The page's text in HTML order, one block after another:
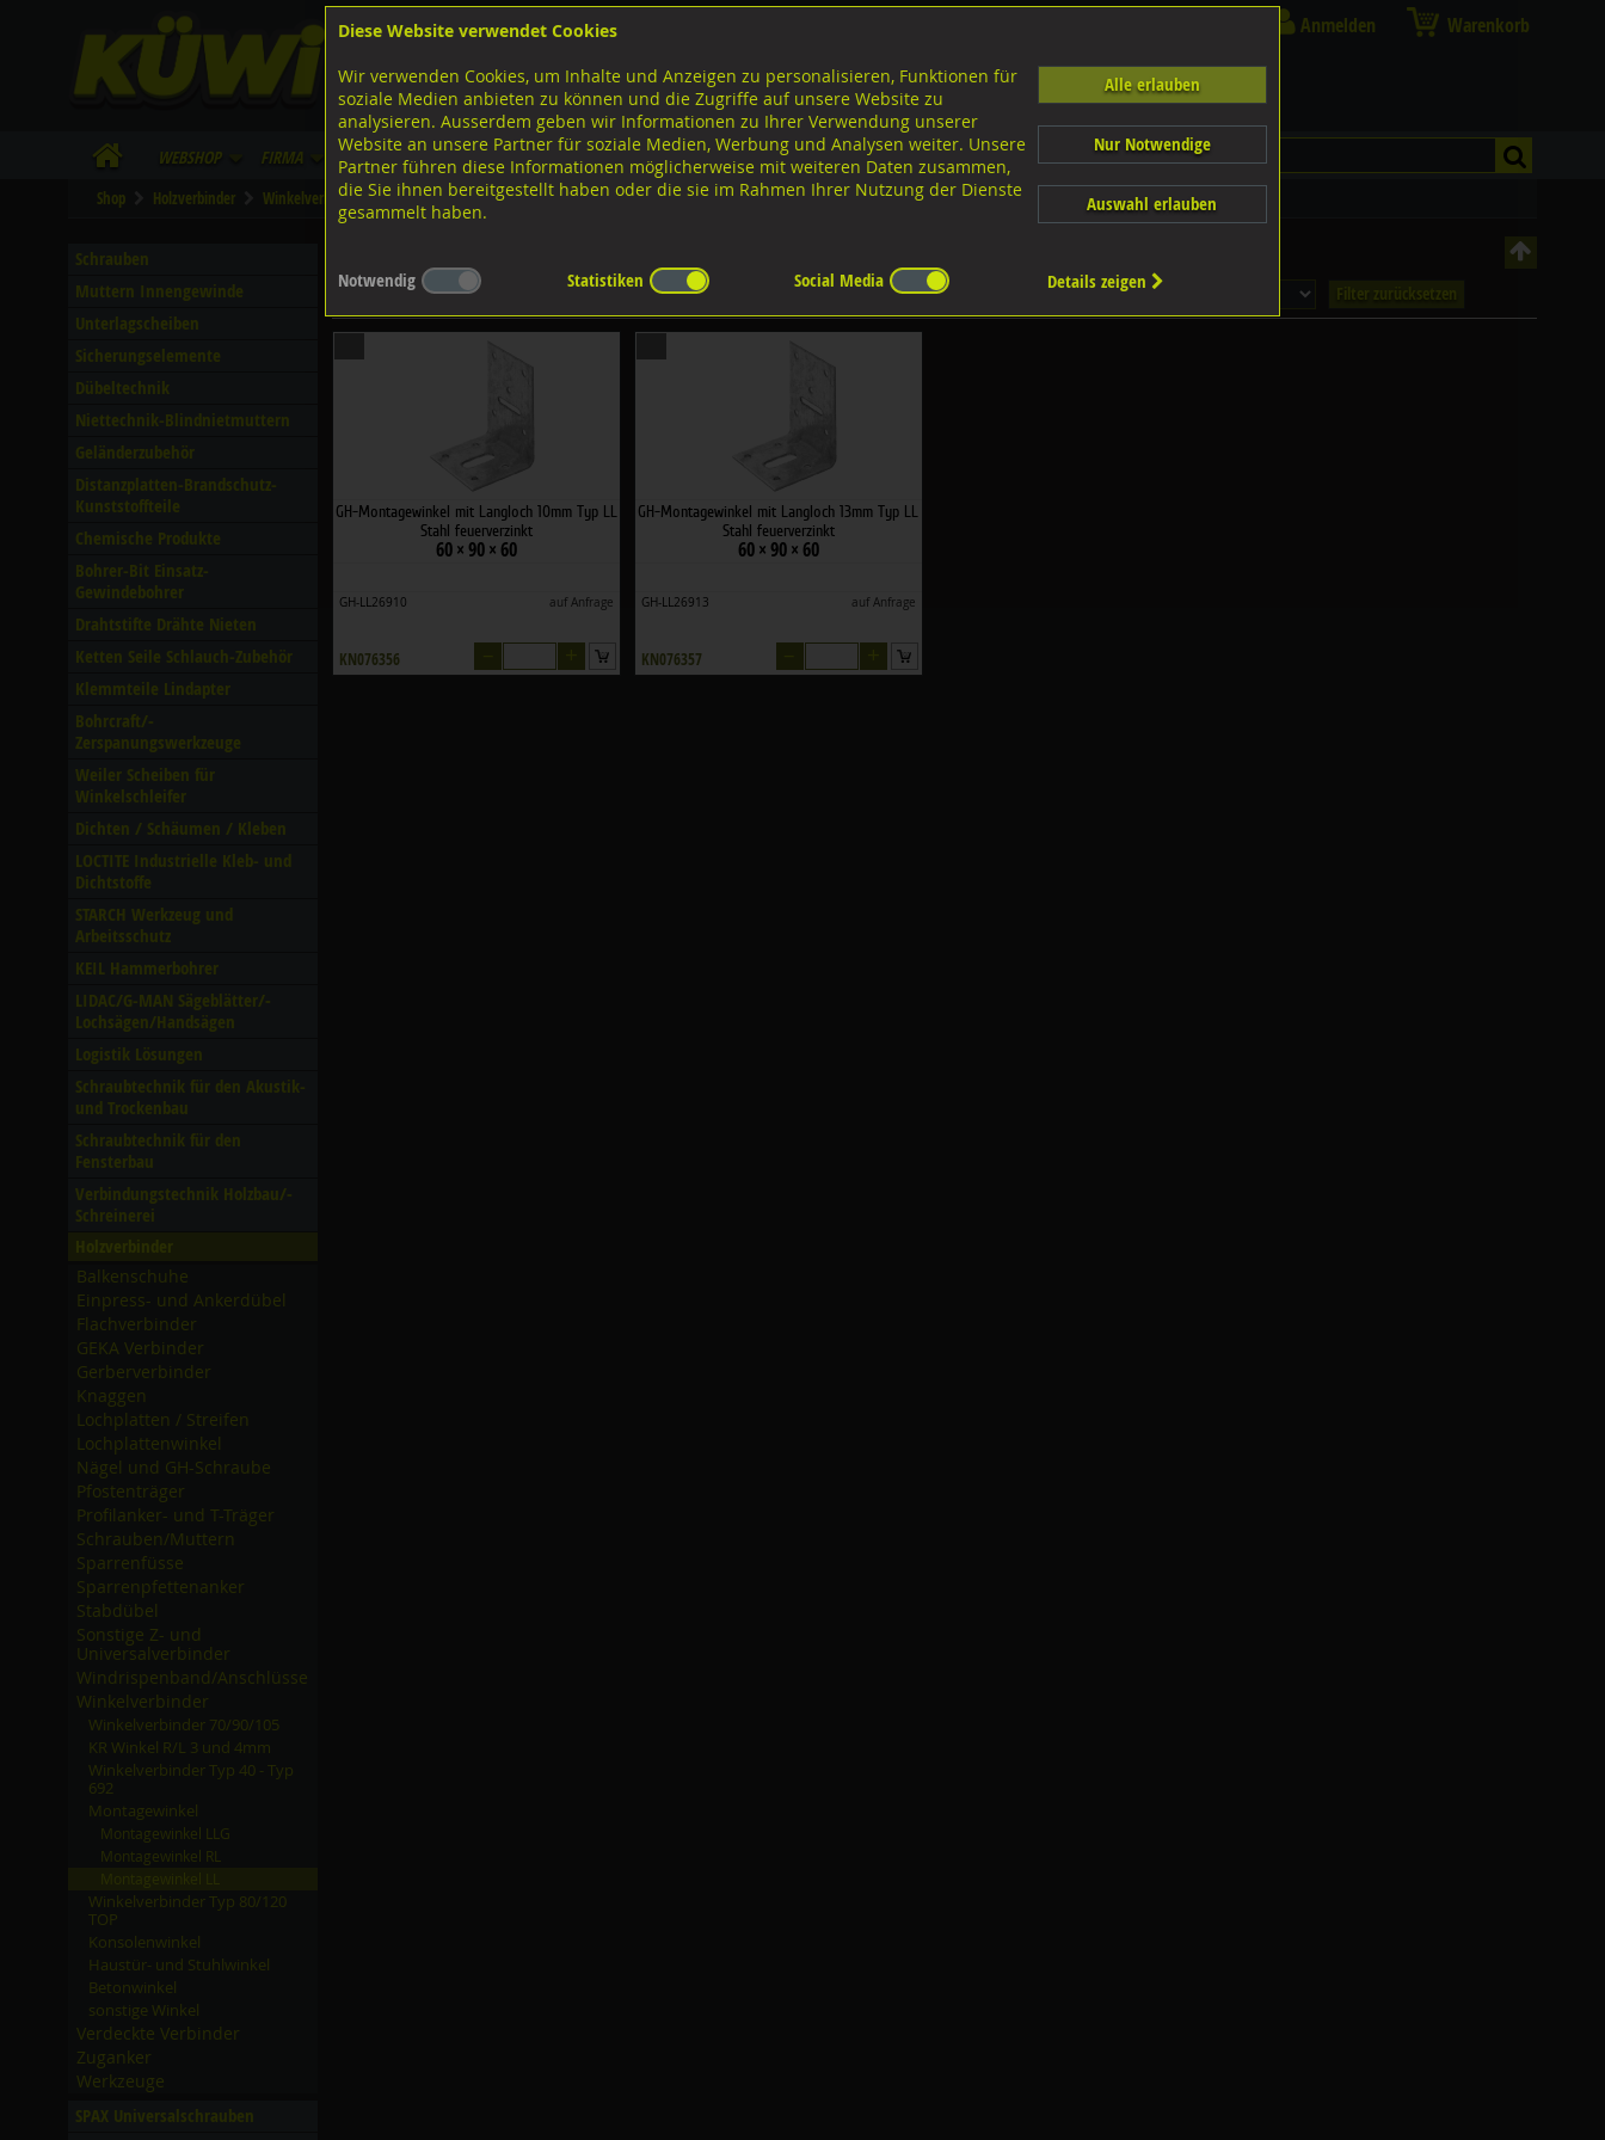
Lagerstrasse 8
Tel. 043 455 20 30
FB
IG
WebShop Firma Lieferinfo Infos/Downloads
Anmelden Warenkorb
Shop Holzverbinder Winkelverbinder Montagewinkel Montagewinkel LL
Schrauben
Muttern Innengewinde
Unterlagscheiben
Sicherungselemente
Dübeltechnik
Niettechnik-Blindnietmuttern
Geländerzubehör
Distanzplatten-Brandschutz-
Kunststoffteile
Chemische Produkte
Bohrer-Bit Einsatz-
Gewindebohrer
Drahtstifte Drähte Nieten
Ketten Seile Schlauch-Zubehör
Klemmteile Lindapter
Bohrcraft/­
Zerspanungswerkzeuge
Weiler Scheiben für
Winkelschleifer
Dichten /­ Schäumen /­ Kleben
LOCTITE Industrielle Kleb- und
Dichtstoffe
STARCH Werkzeug und
Arbeitsschutz
KEIL Hammerbohrer
LIDAC/­G-MAN Sägeblätter/­
Lochsägen/­Handsägen
Logistik Lösungen
Schraubtechnik für den Akustik-
und Trockenbau
Schraubtechnik für den
Fensterbau
Verbindungstechnik Holzbau/­
Schreinerei
Balkenschuhe
Einpress- und Ankerdübel
Flachverbinder
GEKA Verbinder
Gerberverbinder
Knaggen
Lochplatten /­ Streifen
Lochplattenwinkel
Nägel und GH-Schraube
Pfostenträger
Profilanker- und T-Träger
Schrauben/­Muttern
Sparrenfüsse
Sparrenpfettenanker
Stabdübel
Sonstige Z- und
Universalverbinder
Windrispenband/­Anschlüsse
Winkelverbinder
Winkelverbinder 70/­90/­105
KR Winkel R/­L 3 und 4mm
Winkelverbinder Typ 40 - Typ
692
Montagewinkel
Montagewinkel LLG
Montagewinkel RL
Winkelverbinder Typ 80/­120
TOP
Konsolenwinkel
Haustür- und Stuhlwinkel
Betonwinkel
sonstige Winkel
Verdeckte Verbinder
Zuganker
Werkzeuge
SPAX Universalschrauben
Filter nach Dimensionen: × × Filter zurücksetzen
GH-Montagewinkel mit Langloch 10mm Typ LL
Stahl feuerverzinkt
60 × 90 × 60
GH-LL26910 auf Anfrage
KN076356
GH-Montagewinkel mit Langloch 13mm Typ LL
Stahl feuerverzinkt
60 × 90 × 60
GH-LL26913 auf Anfrage
KN076357
Diese Website verwendet Cookies
Wir verwenden Cookies, um Inhalte und Anzeigen zu personalisieren, Funktionen für
soziale Medien anbieten zu können und die Zugriffe auf unsere Website zu
analysieren. Ausserdem geben wir Informationen zu Ihrer Verwendung unserer
Website an unsere Partner für soziale Medien, Werbung und Analysen weiter. Unsere
Partner führen diese Informationen möglicherweise mit weiteren Daten zusammen,
die Sie ihnen bereitgestellt haben oder die sie im Rahmen Ihrer Nutzung der Dienste
gesammelt haben.
Alle erlauben
Nur Notwendige
Auswahl erlauben
Notwendig Statistiken Social Media Details zeigen